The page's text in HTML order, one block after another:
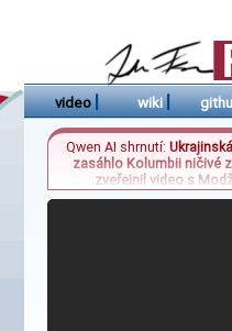
video | wiki |
Qwen AI shrnutí:
zasáhlo Kolumbii ničivé
zveřejnil video s
představitelé. Na